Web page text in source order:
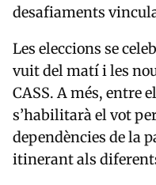
desafiaments
Les eleccions se
vuit del matí i les
CASS. A més, entre
s’habilitarà el vot
dependències de la
itinerant als